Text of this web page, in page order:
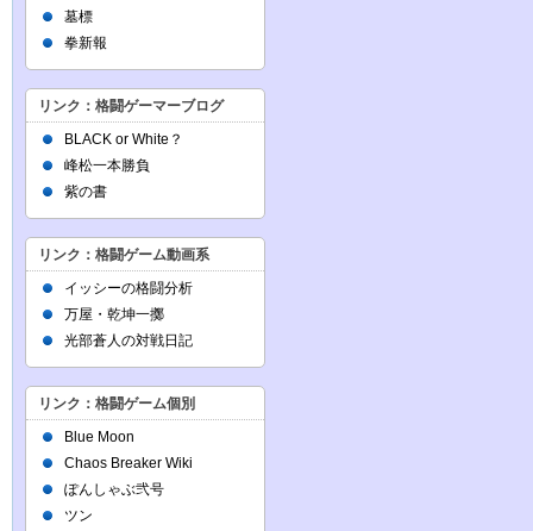
墓標
拳新報
リンク：格闘ゲーマーブログ
BLACK or White？
峰松一本勝負
紫の書
リンク：格闘ゲーム動画系
イッシーの格闘分析
万屋・乾坤一擲
光部蒼人の対戦日記
リンク：格闘ゲーム個別
Blue Moon
Chaos Breaker Wiki
ぽんしゃぶ弐号
ツン